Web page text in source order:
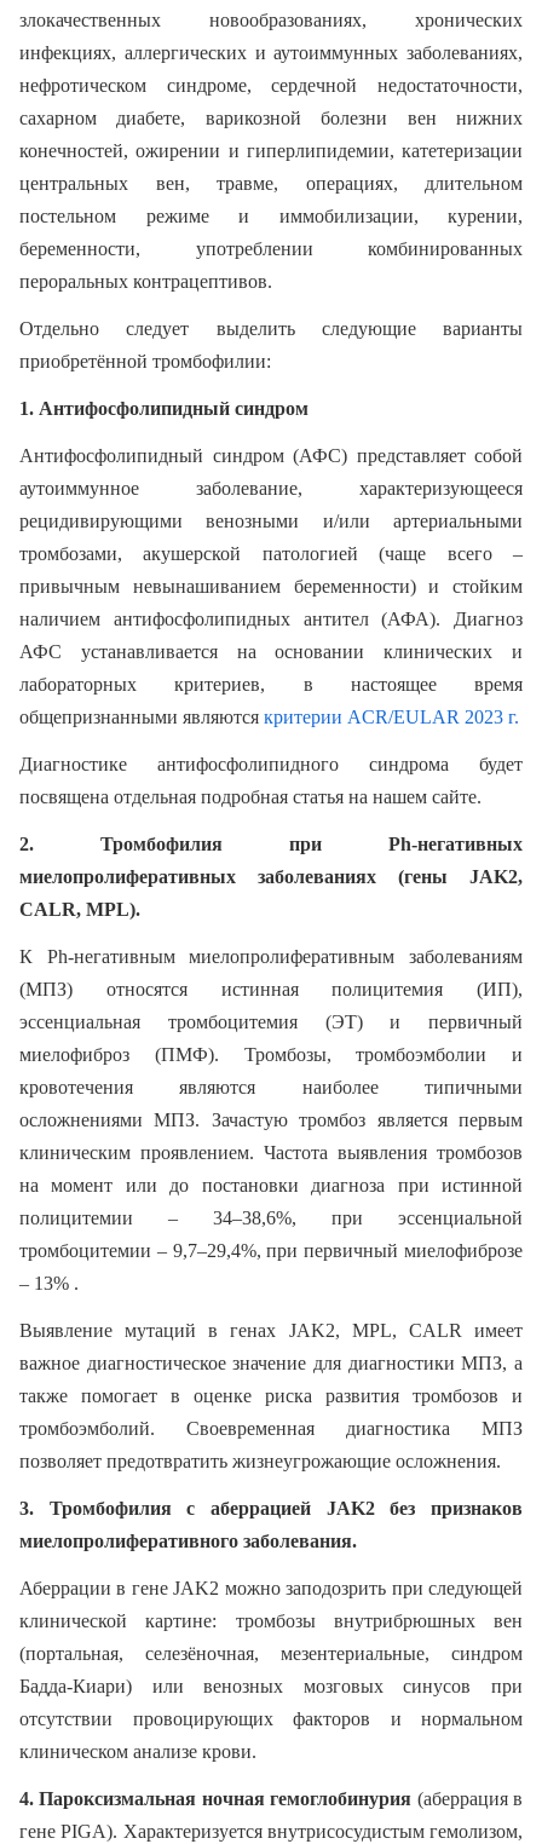
злокачественных новообразованиях, хронических
инфекциях, аллергических и аутоиммунных заболеваниях,
нефротическом синдроме, сердечной недостаточности,
сахарном диабете, варикозной болезни вен нижних
конечностей, ожирении и гиперлипидемии, катетеризации
центральных вен, травме, операциях, длительном
постельном режиме и иммобилизации, курении,
беременности, употреблении комбинированных
пероральных контрацептивов.
Отдельно следует выделить следующие варианты
приобретённой тромбофилии:
1. Антифосфолипидный синдром
Антифосфолипидный синдром (АФС) представляет собой
аутоиммунное заболевание, характеризующееся
рецидивирующими венозными и/или артериальными
тромбозами, акушерской патологией (чаще всего –
привычным невынашиванием беременности) и стойким
наличием антифосфолипидных антител (АФА). Диагноз
АФС устанавливается на основании клинических и
лабораторных критериев, в настоящее время
общепризнанными являются критерии ACR/EULAR 2023 г.
Диагностике антифосфолипидного синдрома будет
посвящена отдельная подробная статья на нашем сайте.
2. Тромбофилия при Ph-негативных
миелопролиферативных заболеваниях (гены JAK2,
CALR, MPL).
К Ph-негативным миелопролиферативным заболеваниям
(МПЗ) относятся истинная полицитемия (ИП),
эссенциальная тромбоцитемия (ЭТ) и первичный
миелофиброз (ПМФ). Тромбозы, тромбоэмболии и
кровотечения являются наиболее типичными
осложнениями МПЗ. Зачастую тромбоз является первым
клиническим проявлением. Частота выявления тромбозов
на момент или до постановки диагноза при истинной
полицитемии – 34–38,6%, при эссенциальной
тромбоцитемии – 9,7–29,4%, при первичный миелофиброзе
– 13% .
Выявление мутаций в генах JAK2, MPL, CALR имеет
важное диагностическое значение для диагностики МПЗ, а
также помогает в оценке риска развития тромбозов и
тромбоэмболий. Своевременная диагностика МПЗ
позволяет предотвратить жизнеугрожающие осложнения.
3. Тромбофилия с аберрацией JAK2 без признаков
миелопролиферативного заболевания.
Аберрации в гене JAK2 можно заподозрить при следующей
клинической картине: тромбозы внутрибрюшных вен
(портальная, селезёночная, мезентериальные, синдром
Бадда-Киари) или венозных мозговых синусов при
отсутствии провоцирующих факторов и нормальном
клиническом анализе крови.
4. Пароксизмальная ночная гемоглобинурия (аберрация в
гене PIGA). Характеризуется внутрисосудистым гемолизом,